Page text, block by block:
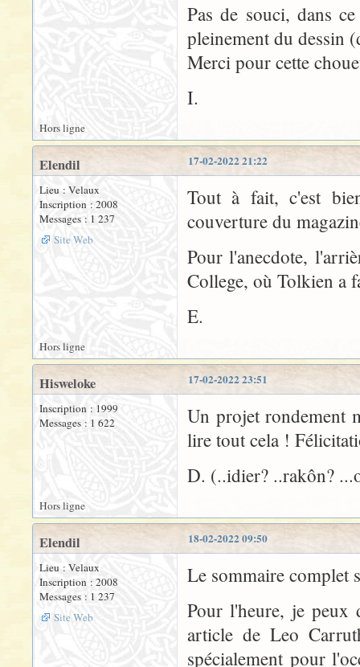
Pas de souci, dans
pleinement du dessin
Merci pour cette
I.
Hors ligne
17-02-2022 21:22
Elendil
Lieu : Velaux
Inscription : 2008
Messages : 1 237
Site Web
Tout à fait, c'est
couverture du
Pour l'anecdote,
College, où Tolkien a
E.
Hors ligne
17-02-2022 23:51
Hisweloke
Inscription : 1999
Messages : 1 622
Un projet rondement
lire tout cela !
D. (..idier? ..rakôn?
Hors ligne
18-02-2022 09:50
Elendil
Lieu : Velaux
Inscription : 2008
Messages : 1 237
Site Web
Le sommaire complet
Pour l'heure, je peux
article de Leo
spécialement pour